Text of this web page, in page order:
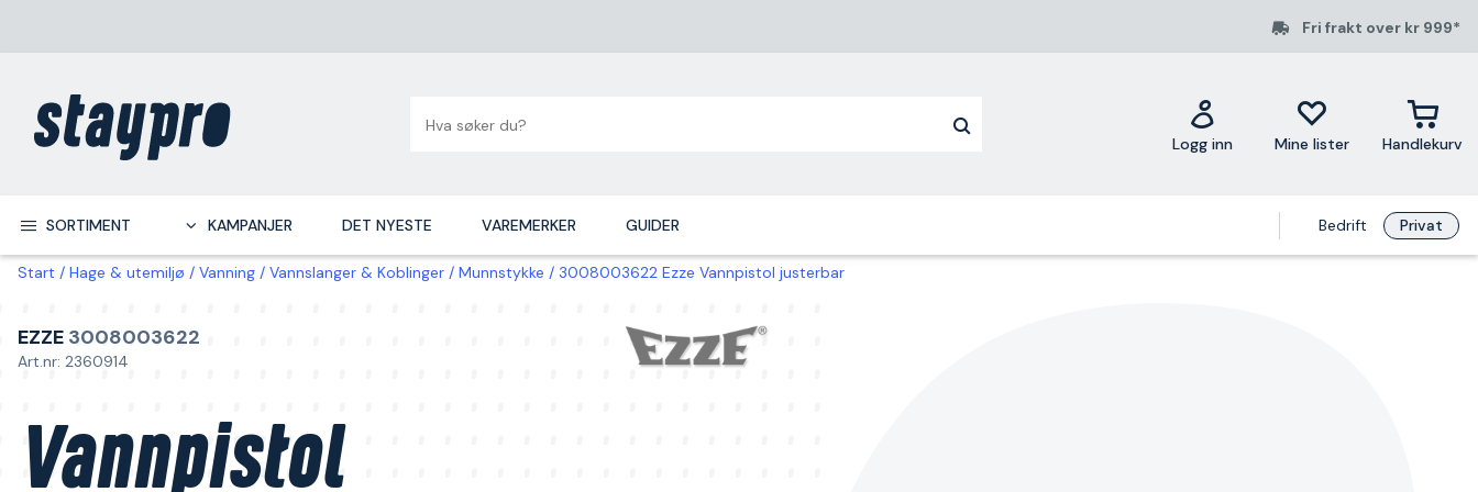
Fri frakt over kr 999*
Logg inn Mine lister Handlekurv
SORTIMENT KAMPANJER DET NYESTE VAREMERKER GUIDER Bedrift Privat
Start Hage & utemiljø Vanning Vannslanger & Koblinger Munnstykke 3008003622 Ezze Vannpistol justerbar
EZZE 3008003622
Art.nr: 2360914
Vannpistol